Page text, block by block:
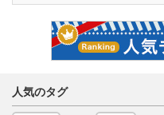
人気のタグ